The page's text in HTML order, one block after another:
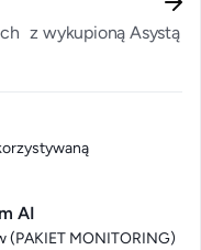
z wykupioną Asystą
AI
MONITORING)